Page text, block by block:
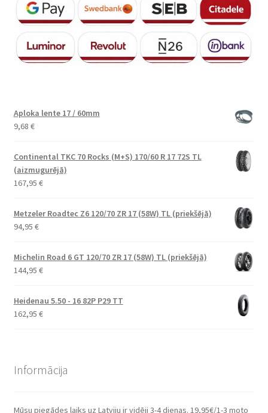
Aploka lente 17 / 60mm
9,68 €
Continental TKC 70 Rocks (M+S) 170/60 R 17 72S TL
(aizmugurējā)
167,95 €
Metzeler Roadtec Z6 120/70 ZR 17 (58W) TL (priekšējā)
94,95 €
Michelin Road 6 GT 120/70 ZR 17 (58W) TL (priekšējā)
144,95 €
Heidenau 5.50 - 16 82P P29 TT
162,95 €
Informācija
Mūsu piegādes laiks uz Latviju ir vidēji 3-4 dienas. 19,95€/1-3 moto